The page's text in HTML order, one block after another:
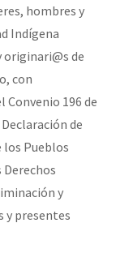
hombres y
Indígena
originari@s de
con
196 de
de
los Pueblos
y
y presentes